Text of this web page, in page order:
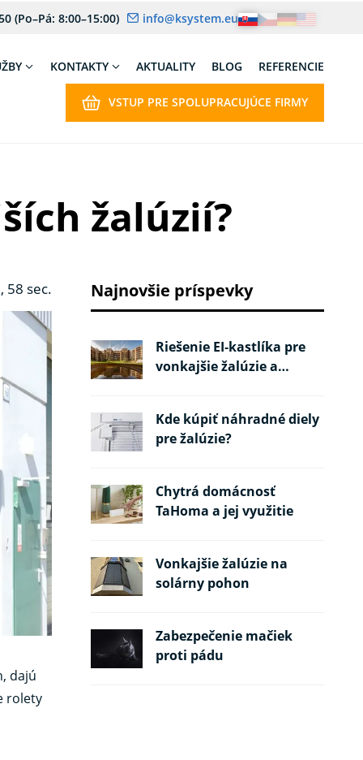
(Po–Pá: 8:00–15:00) info@ksystem.eu
KONTAKTY AKTUALITY BLOG REFERENCIE
VSTUP PRE SPOLUPRACUJÚCE FIRMY
žalúzií?
58 sec.
dajú
rolety
Najnovšie príspevky
Riešenie EI‑kastlíka pre
vonkajšie žalúzie a
Kde kúpiť náhradné diely
pre žalúzie?
Chytrá domácnosť
TaHoma a jej využitie
Vonkajšie žalúzie na
solárny pohon
Zabezpečenie mačiek
proti pádu